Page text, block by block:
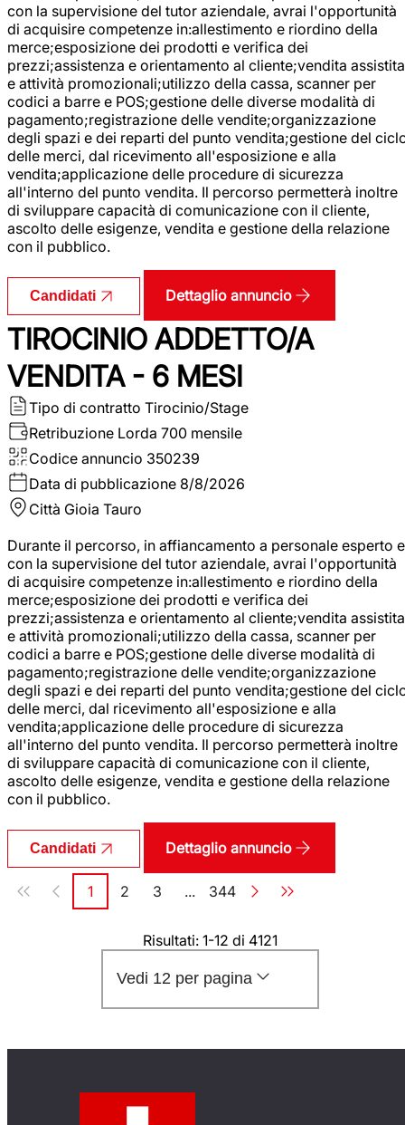
con la supervisione del tutor aziendale, avrai l'opportunità
di acquisire competenze in:allestimento e riordino della
merce;esposizione dei prodotti e verifica dei
prezzi;assistenza e orientamento al cliente;vendita assistita
e attività promozionali;utilizzo della cassa, scanner per
codici a barre e POS;gestione delle diverse modalità di
pagamento;registrazione delle vendite;organizzazione
degli spazi e dei reparti del punto vendita;gestione del
delle merci, dal ricevimento all'esposizione e alla
vendita;applicazione delle procedure di sicurezza
all'interno del punto vendita. Il percorso permetterà inoltre
di sviluppare capacità di comunicazione con il cliente,
ascolto delle esigenze, vendita e gestione della relazione
con il pubblico.
Candidati Dettaglio annuncio
TIROCINIO ADDETTO/A
VENDITA - 6 MESI
Tipo di contratto Tirocinio/Stage
Retribuzione Lorda 700 mensile
Codice annuncio 350239
Data di pubblicazione 8/8/2026
Città Gioia Tauro
Durante il percorso, in affiancamento a personale esperto e
con la supervisione del tutor aziendale, avrai l'opportunità
di acquisire competenze in:allestimento e riordino della
merce;esposizione dei prodotti e verifica dei
prezzi;assistenza e orientamento al cliente;vendita assistita
e attività promozionali;utilizzo della cassa, scanner per
codici a barre e POS;gestione delle diverse modalità di
pagamento;registrazione delle vendite;organizzazione
degli spazi e dei reparti del punto vendita;gestione del
delle merci, dal ricevimento all'esposizione e alla
vendita;applicazione delle procedure di sicurezza
all'interno del punto vendita. Il percorso permetterà inoltre
di sviluppare capacità di comunicazione con il cliente,
ascolto delle esigenze, vendita e gestione della relazione
con il pubblico.
Candidati Dettaglio annuncio
Paginazione
Pagina
1 Pagina
2 Pagina
3 ... Pagina
344
Risultati: 1-12 di 4121
Vedi 12 per pagina